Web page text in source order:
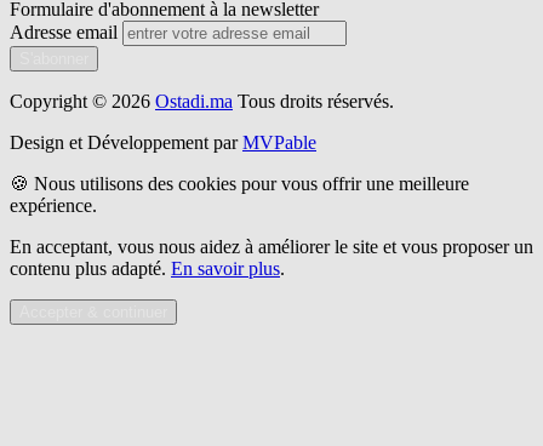
Formulaire d'abonnement à la newsletter
Adresse email
Copyright © 2026 Ostadi.ma Tous droits réservés.
Design et Développement par MVPable
🍪 Nous utilisons des cookies pour vous offrir une meilleure
expérience.
En acceptant, vous nous aidez à améliorer le site et vous proposer un
contenu plus adapté. En savoir plus.